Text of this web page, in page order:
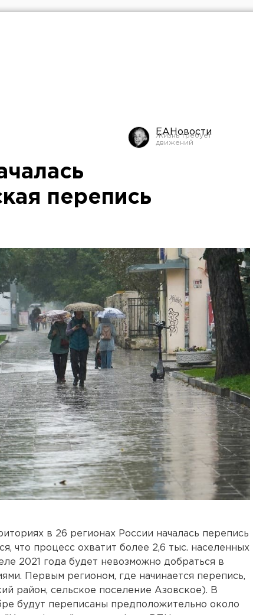
ЕАНовости
перепись
в 26 регионах России началась перепись
что процесс охватит более 2,6 тыс. населенных
2021 года будет невозможно добраться в
Первым регионом, где начинается перепись,
район, сельское поселение Азовское). В
будут переписаны предположительно около